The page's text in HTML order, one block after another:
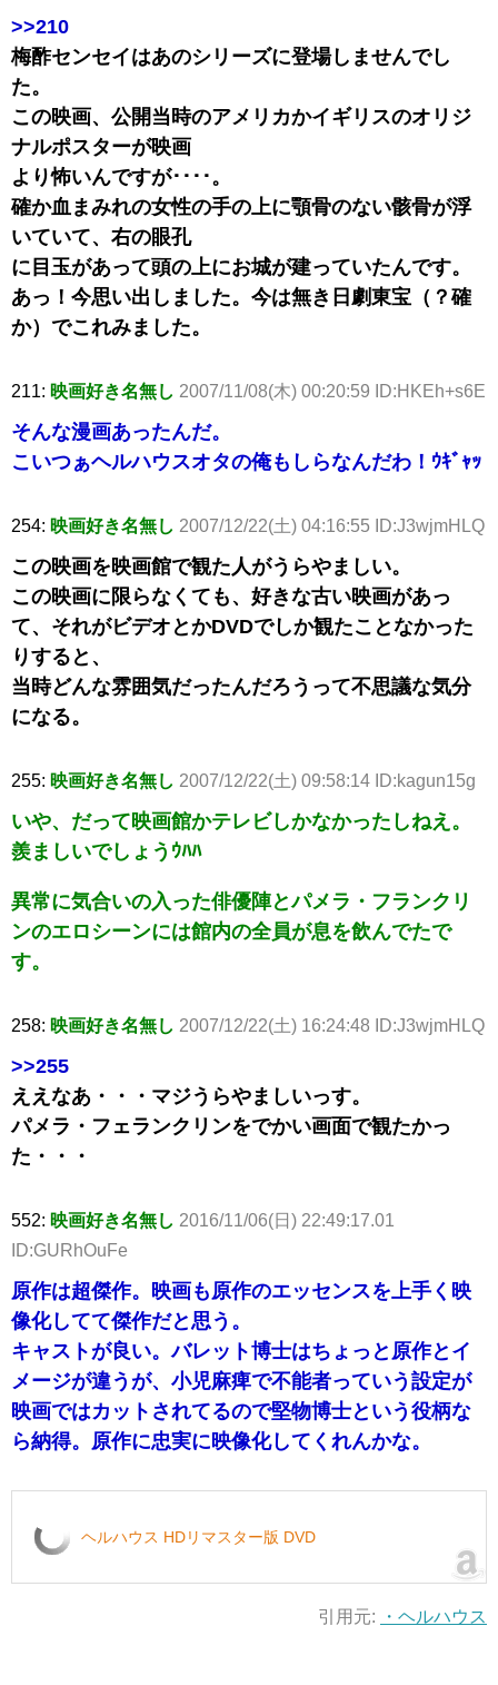
>>210
梅酢センセイはあのシリーズに登場しませんでし
た。
この映画、公開当時のアメリカかイギリスのオリジ
ナルポスターが映画
より怖いんですが････。
確か血まみれの女性の手の上に顎骨のない骸骨が浮
いていて、右の眼孔
に目玉があって頭の上にお城が建っていたんです。
あっ！今思い出しました。今は無き日劇東宝（？確
か）でこれみました。
211: 映画好き名無し 2007/11/08(木) 00:20:59 ID:HKEh+s6E
そんな漫画あったんだ。
こいつぁヘルハウスオタの俺もしらなんだわ！ｳｷﾞｬｯ
254: 映画好き名無し 2007/12/22(土) 04:16:55 ID:J3wjmHLQ
この映画を映画館で観た人がうらやましい。
この映画に限らなくても、好きな古い映画があっ
て、それがビデオとかDVDでしか観たことなかった
りすると、
当時どんな雰囲気だったんだろうって不思議な気分
になる。
255: 映画好き名無し 2007/12/22(土) 09:58:14 ID:kagun15g
いや、だって映画館かテレビしかなかったしねえ。
羨ましいでしょうｳﾊﾊ
異常に気合いの入った俳優陣とパメラ・フランクリ
ンのエロシーンには館内の全員が息を飲んでたで
す。
258: 映画好き名無し 2007/12/22(土) 16:24:48 ID:J3wjmHLQ
>>255
ええなあ・・・マジうらやましいっす。
パメラ・フェランクリンをでかい画面で観たかっ
た・・・
552: 映画好き名無し 2016/11/06(日) 22:49:17.01
ID:GURhOuFe
原作は超傑作。映画も原作のエッセンスを上手く映
像化してて傑作だと思う。
キャストが良い。バレット博士はちょっと原作とイ
メージが違うが、小児麻痺で不能者っていう設定が
映画ではカットされてるので堅物博士という役柄な
ら納得。原作に忠実に映像化してくれんかな。
ヘルハウス HDリマスター版 DVD
引用元: ・ヘルハウス